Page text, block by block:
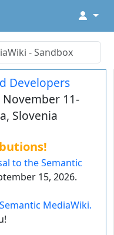
↓
Developers
November 11-
Slovenia
to the Semantic
15, 2026.
MediaWiki.